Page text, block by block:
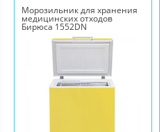
Морозильник для хранения
медицинских отходов
Бирюса 1552DN